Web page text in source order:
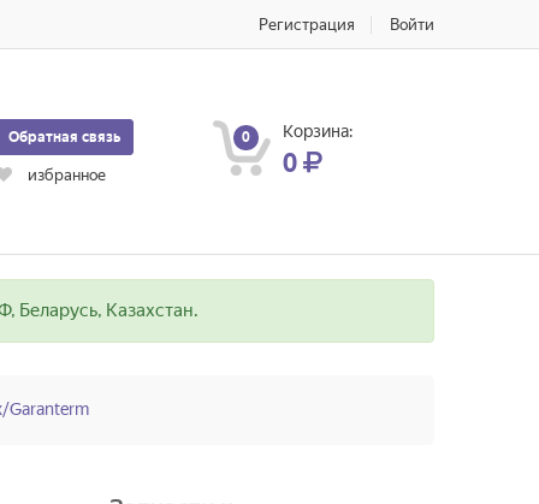
Регистрация Войти
Обратная связь
избранное
0 Корзина:
0
Беларусь, Казахстан.
Garanterm